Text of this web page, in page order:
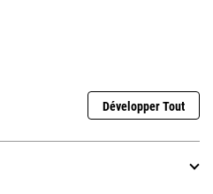
Développer Tout